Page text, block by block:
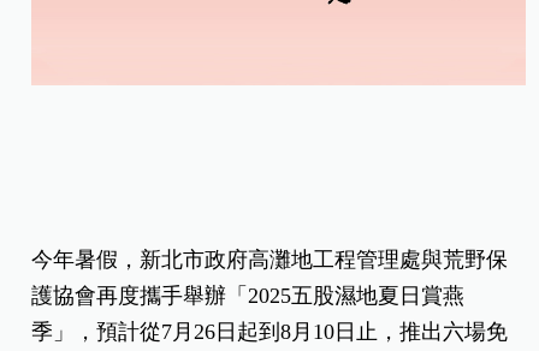
今年暑假，新北市政府高灘地工程管理處與荒野保
護協會再度攜手舉辦「2025五股濕地夏日賞燕
季」，預計從7月26日起到8月10日止，推出六場免